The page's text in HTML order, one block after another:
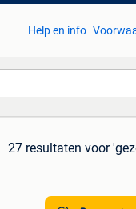
Help en info
27 resultaten voor